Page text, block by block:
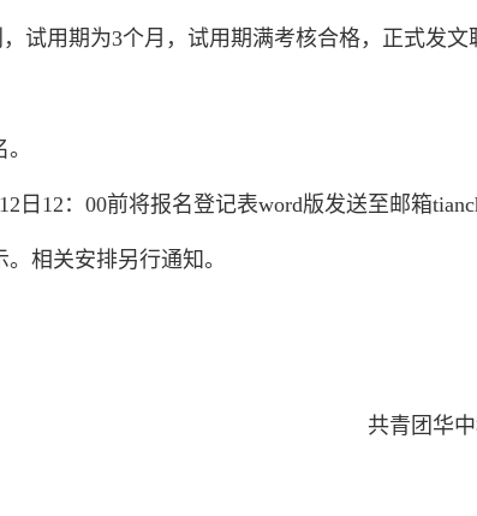
试用期为3个月，试用期满考核合格，正式发文
12：00前将报名登记表word版发送至邮箱
相关安排另行通知。
共青团华